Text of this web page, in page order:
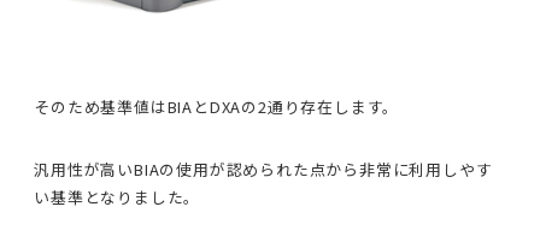
そのため基準値はBIAとDXAの2通り存在します。
汎用性が高いBIAの使用が認められた点から非常に利用しやす
い基準となりました。